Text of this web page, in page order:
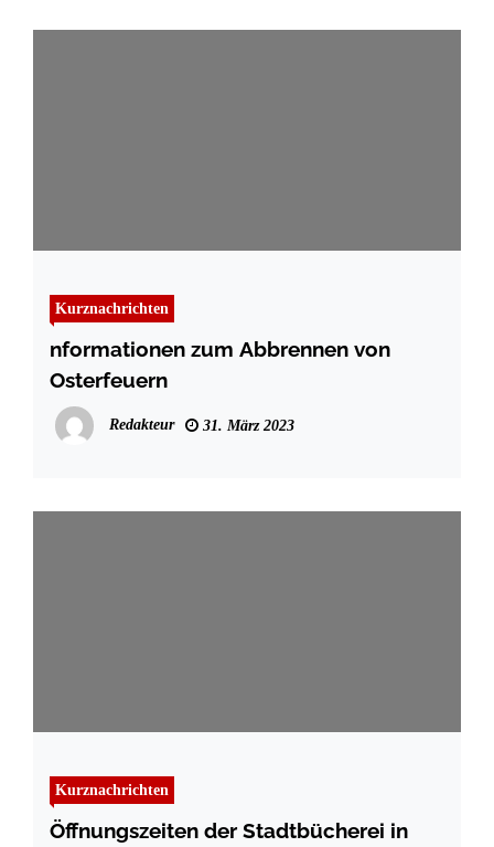
Kurznachrichten
nformationen zum Abbrennen von
Osterfeuern
Redakteur 31. März 2023
Kurznachrichten
Öffnungszeiten der Stadtbücherei in